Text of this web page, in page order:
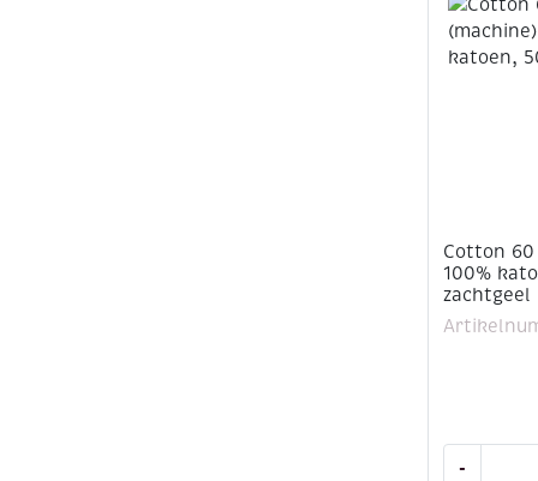
500
meter,
ecru
Cotton
100%
zachtgeel
-